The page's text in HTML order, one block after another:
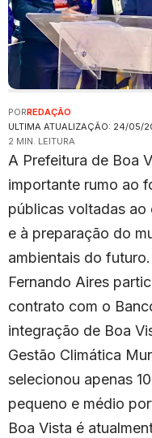
ULTIMA ATUALIZAÇÃO: 24/05/
PORREDAÇÃO
2 MIN. LEITURA
A Prefeitura de Boa
importante rumo ao
públicas voltadas ao
e à preparação do
ambientais do
Fernando Aires
contrato com o
integração de Boa
Gestão Climática
selecionou apenas
pequeno e médio
Boa Vista é